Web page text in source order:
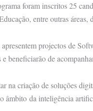
foram inscritos 25
entre outras
projectos de
beneficiarão de
na criação de soluções
âmbito da inteligência